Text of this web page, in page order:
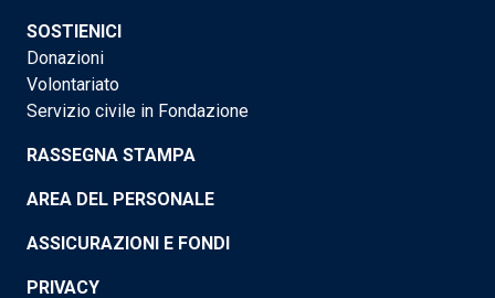
SOSTIENICI
Donazioni
Volontariato
Servizio civile in Fondazione
RASSEGNA STAMPA
AREA DEL PERSONALE
ASSICURAZIONI E FONDI
PRIVACY